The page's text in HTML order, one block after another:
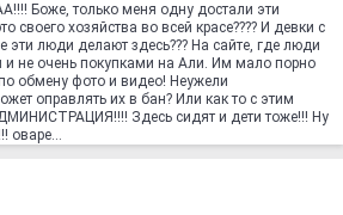
Боже, только меня одну достали эти
хозяйства во всей красе???? И девки с
эти люди делают здесь??? На сайте, где люди
не очень покупками на Али. Им мало порно
обмену фото и видео! Неужели
оправлять их в бан? Или как то с этим
Здесь сидят и дети тоже!!! Ну
оваре...